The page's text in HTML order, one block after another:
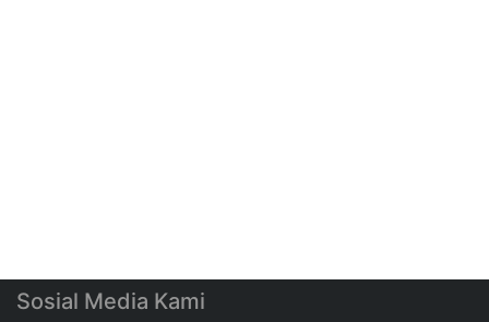
Sosial Media Kami